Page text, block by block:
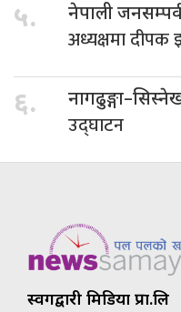
५. नेपाली
अध्यक्षमा दीपक
६.
उद्घाटन
स्वर्गद्वारी मिडिया प्रा.लि